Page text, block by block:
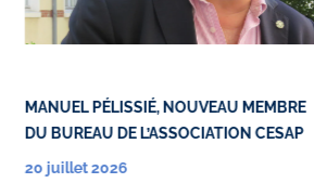
MANUEL PÉLISSIÉ, NOUVEAU MEMBRE
DU BUREAU DE L’ASSOCIATION CESAP
20 juillet 2026